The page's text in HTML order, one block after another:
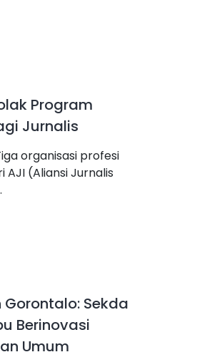
Program
Jurnalis
organisasi profesi
(Aliansi Jurnalis
Sekda
Berinovasi
Umum